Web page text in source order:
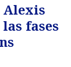
Alexis
fases